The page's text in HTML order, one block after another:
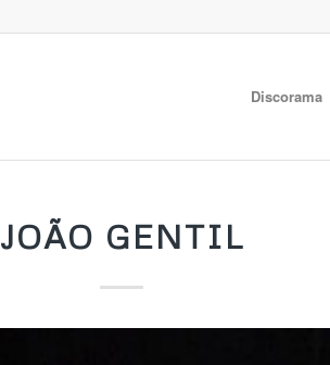
Discorama
JOÃO GENTIL